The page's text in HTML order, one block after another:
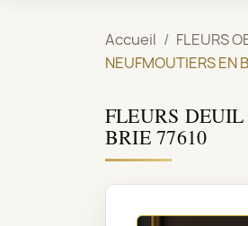
Accueil FLEURS
NEUFMOUTIERS EN
FLEURS
BRIE 77610